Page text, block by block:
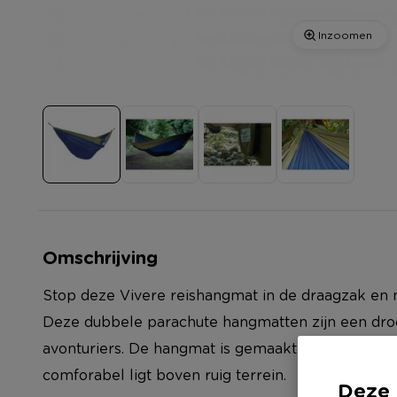
Inzoomen
Omschrijving
Stop deze Vivere reishangmat in de draagzak
Deze dubbele parachute hangmatten zijn een
avonturiers. De hangmat is gemaakt van 100%
comforabel ligt boven ruig terrein.